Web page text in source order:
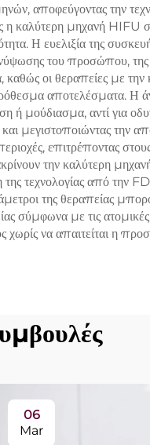
αποφεύγοντας την
καλύτερη μηχανή HIFU
Η ευελιξία της
του προσώπου,
οι θεραπείες με
αποτελέσματα. Η
ή μούδιασμα, αντί για
μεγιστοποιώντας την
επιτρέποντας
την καλύτερη
τεχνολογίας από την
της θεραπείας
σύμφωνα με τις
να απαιτείται η
06
Mar